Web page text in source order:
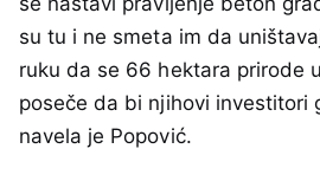
su tu i ne smeta im da
ruku da se 66 hektara prirode
poseče da bi njihovi investitori
navela je Popović.